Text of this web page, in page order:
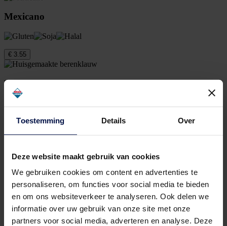
Toestemming Details Over
Deze website maakt gebruik van cookies
We gebruiken cookies om content en advertenties te
personaliseren, om functies voor social media te bieden
en om ons websiteverkeer te analyseren. Ook delen we
informatie over uw gebruik van onze site met onze
partners voor social media, adverteren en analyse. Deze
Mexicano
€ 3.55
Huisgemaakte berenklauw
€ 4.30
Bitterballen rijkelijk gevuld met hoogwaardig rundvlees, verfijnde
kruiden en omhuld door een krokant jasje.